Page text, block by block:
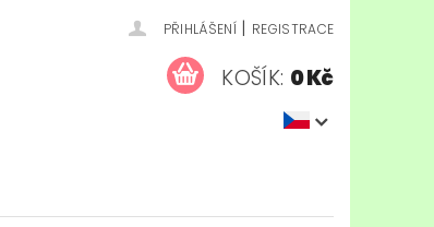
PŘIHLÁŠENÍ | REGISTRACE
KOŠÍK: 0 Kč